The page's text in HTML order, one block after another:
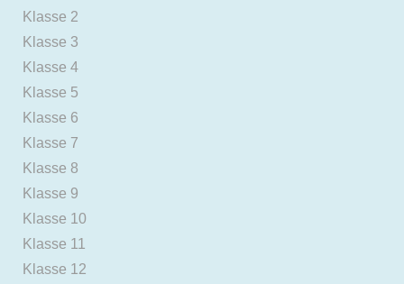
Klasse 2
Klasse 3
Klasse 4
Klasse 5
Klasse 6
Klasse 7
Klasse 8
Klasse 9
Klasse 10
Klasse 11
Klasse 12